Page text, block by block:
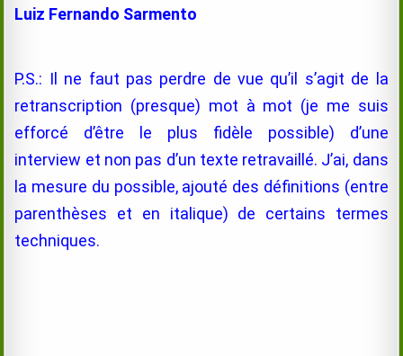
Luiz Fernando Sarmento
P.S.: Il ne faut pas perdre de vue qu’il s’agit de la
retranscription (presque) mot à mot (je me suis
efforcé d’être le plus fidèle possible) d’une
interview et non pas d’un texte retravaillé. J’ai, dans
la mesure du possible, ajouté des définitions (entre
parenthèses et en italique) de certains termes
techniques.